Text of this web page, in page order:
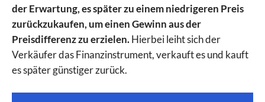
der Erwartung, es später zu einem niedrigeren Preis
zurückzukaufen, um einen Gewinn aus der
Preisdifferenz zu erzielen.Hierbei leiht sich der
Verkäufer das Finanzinstrument, verkauft es und kauft
es später günstiger zurück.